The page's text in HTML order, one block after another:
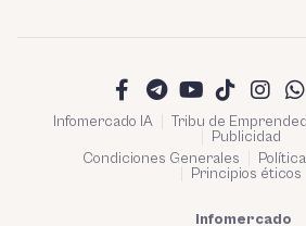
Infomercado IA Tribu de
Publicidad
Condiciones Generales
Principios éticos
Infomercado